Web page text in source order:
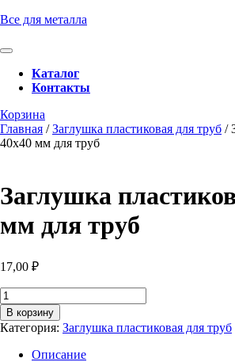
Перейти
содержимому
Все для металла
Кнопка
ОткрытьКаталог
Контакты
Кнопка
Закрыть
Корзина
консультацию
Главная /Заглушка пластиковая для труб /
40х40 мм для труб
Заглушка
мм для труб
17,00 ₽
Количество
товара
Заглушка
пластиковая
40х40
В корзину
Категория: Заглушка пластиковая для труб
Описание